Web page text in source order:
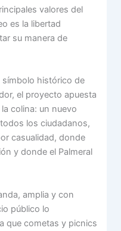
valores del
es la libertad
su manera de
histórico de
el proyecto apuesta
colina: un nuevo
los ciudadanos,
casualidad, donde
y donde el Palmeral
amplia y con
público lo
que cometas y picnics